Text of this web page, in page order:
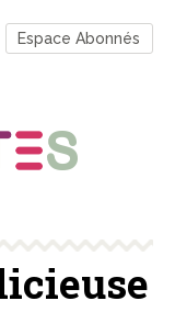
Espace Abonnés